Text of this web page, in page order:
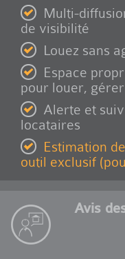
Multi-
de visibilité
Louez sans
Espace
pour louer,
Alerte et
locataires
Estimation
outil exclusif
Avis